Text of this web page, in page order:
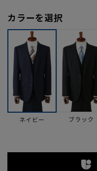
カラーを選択
ネイビー ブラック